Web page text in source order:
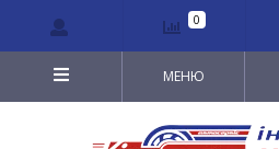
0
МЕНЮ